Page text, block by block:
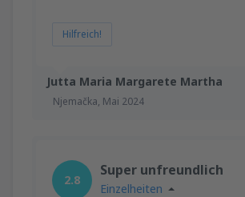
Jutta Maria Margarete Martha
Njemačka, Mai 2024
Hilfreich!
2.8
Super unfreundlich
Einzelheiten